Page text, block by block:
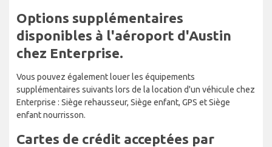
Options supplémentaires
disponibles à l'aéroport d'Austin
chez Enterprise.
Vous pouvez également louer les équipements
supplémentaires suivants lors de la location d'un véhicule chez
Enterprise : Siège rehausseur, Siège enfant, GPS et Siège
enfant nourrisson.
Cartes de crédit acceptées par